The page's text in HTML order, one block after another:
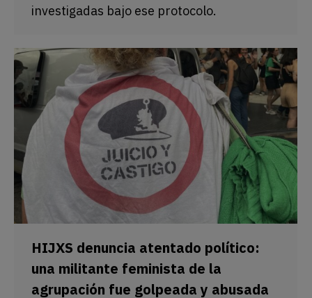
investigadas bajo ese protocolo.
HIJXS denuncia atentado político:
una militante feminista de la
agrupación fue golpeada y abusada